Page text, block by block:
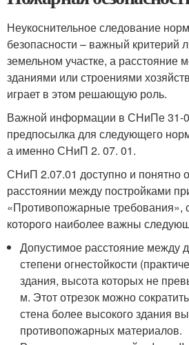
Неукоснительное следование
безопасности – важный критерий
земельном участке, а расстояние
зданиями или строениями
играет в этом решающую роль.
Важной информации в СНиПе 31-
предпосылка для следующего
а именно СНиП 2. 07. 01.
СНиП 2.07.01 доступно и понятно
расстоянии между постройками
«Противопожарные требования»,
которого наиболее важны
Допустимое расстояние между
степени огнестойкости
здания, высота которых не
м. Этот отрезок можно
стена более высокого здания
противопожарных материалов.